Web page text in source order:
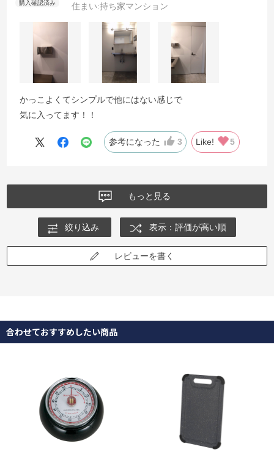
住まい:持ち家マンション
かっこよくてシンプルで他にはない感じで
気に入ってます！！
参考になった 3 Like! 5
もっと見る
絞り込み 表示：評価が高い順
レビューを書く
合わせておすすめしたい商品